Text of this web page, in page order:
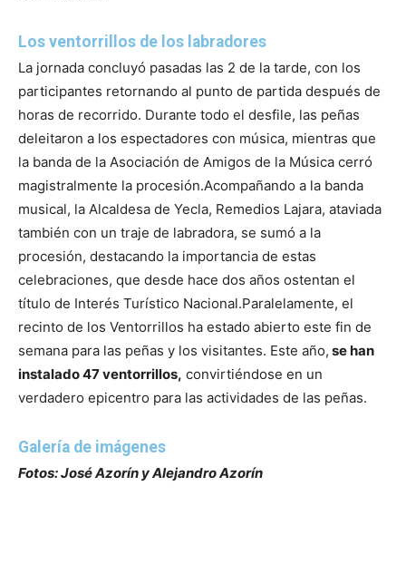
Los ventorrillos de los labradores
La jornada concluyó pasadas las 2 de la tarde, con los
participantes retornando al punto de partida después de
horas de recorrido. Durante todo el desfile, las peñas
deleitaron a los espectadores con música, mientras que
la banda de la Asociación de Amigos de la Música cerró
magistralmente la procesión.Acompañando a la banda
musical, la Alcaldesa de Yecla, Remedios Lajara, ataviada
también con un traje de labradora, se sumó a la
procesión, destacando la importancia de estas
celebraciones, que desde hace dos años ostentan el
título de Interés Turístico Nacional.Paralelamente, el
recinto de los Ventorrillos ha estado abierto este fin de
semana para las peñas y los visitantes. Este año, se han
instalado 47 ventorrillos, convirtiéndose en un
verdadero epicentro para las actividades de las peñas.
Galería de imágenes
Fotos: José Azorín y Alejandro Azorín